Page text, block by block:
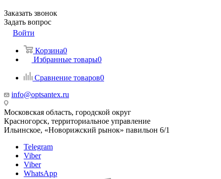
Заказать звонок
Задать вопрос
Войти
Корзина0
Избранные товары0
Сравнение товаров0
info@optsantex.ru
Московская область, городской округ
Красногорск, территориальное управление
Ильинское, «Новорижский рынок» павильон 6/1
Telegram
Viber
Viber
WhatsApp